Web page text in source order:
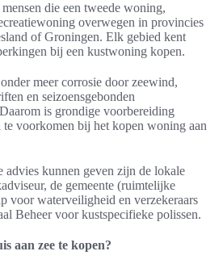
die een tweede woning,
overwegen in provincies
of Groningen. Elk gebied kent
bij een kustwoning kopen.
meer corrosie door zeewind,
en seizoensgebonden
is grondige voorbereiding
te voorkomen bij het kopen woning aan
advies kunnen geven zijn de lokale
de gemeente (ruimtelijke
voor waterveiligheid en verzekeraars
Beheer voor kustspecifieke polissen.
aan zee te kopen?